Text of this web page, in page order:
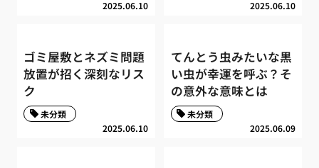
2025.06.10 2025.06.10
ゴミ屋敷とネズミ問題
放置が招く深刻なリス
ク
2025.06.10
未分類
てんとう虫みたいな黒
い虫が幸運を呼ぶ？そ
の意外な意味とは
2025.06.09
未分類